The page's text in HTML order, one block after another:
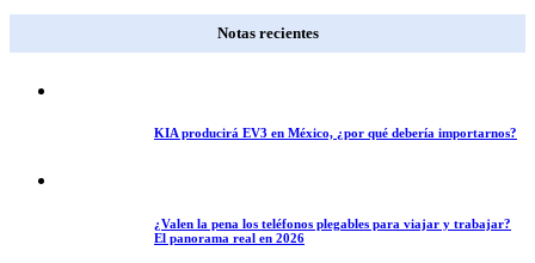
Notas recientes
KIA producirá EV3 en México, ¿por qué debería importarnos?
¿Valen la pena los teléfonos plegables para viajar y trabajar?
El panorama real en 2026